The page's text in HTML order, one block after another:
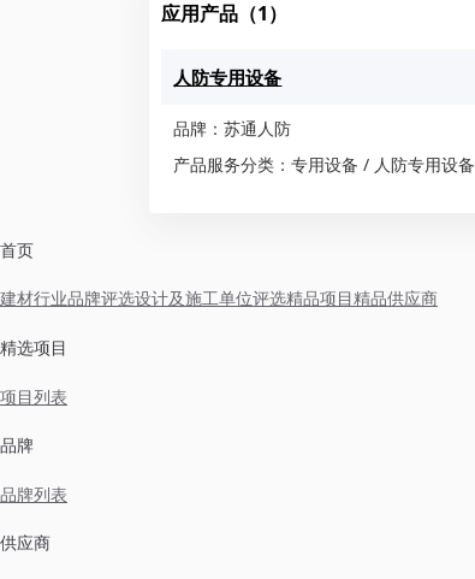
应用产品（1）
人防专用设备
品牌：苏通人防
产品服务分类：专用设备 / 人防专用设备
首页
建材行业品牌评选设计及施工单位评选精品项目精品供应商
精选项目
项目列表
品牌
品牌列表
供应商